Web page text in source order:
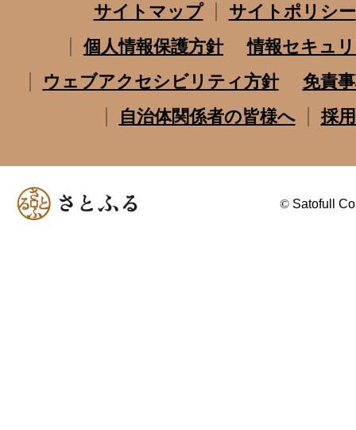
サイトマップ
サイトポリシー
個人情報保護方針
情報セキュ
ウェブアクセシビリティ方針
免責
自治体関係者の皆様へ
採
© Satofull